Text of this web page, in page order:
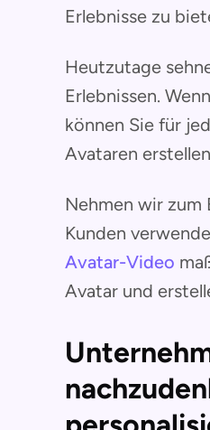
Erlebnisse zu
Heutzutage
Erlebnissen.
können Sie für
Avataren
Nehmen wir zum
Kunden
Avatar-Video
Avatar und